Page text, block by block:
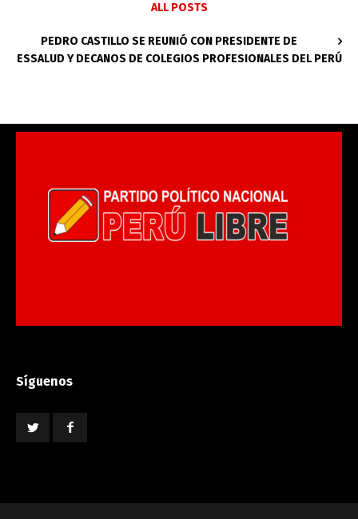
ALL POSTS
PEDRO CASTILLO SE REUNIÓ CON PRESIDENTE DE
ESSALUD Y DECANOS DE COLEGIOS PROFESIONALES DEL PERÚ
Síguenos